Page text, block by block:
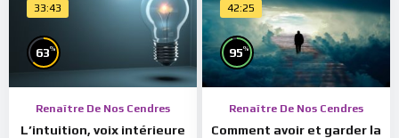
33:43
63%
Renaître De Nos Cendres
L’intuition, voix intérieure
42:25
95%
Renaître De Nos Cendres
Comment avoir et garder la